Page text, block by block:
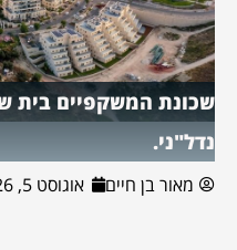
שכונת המשקפיים בית
נדל"ני.
מאור בן חיים אוגוסט 5, 2026